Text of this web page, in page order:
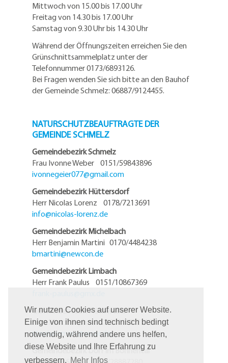
Wir nutzen Cookies auf unserer Website.
Einige von ihnen sind technisch bedingt
notwendig, während andere uns helfen,
diese Website und Ihre Erfahrung zu
verbessern. Mehr Infos
Mittwoch von 15.00 bis 17.00 Uhr
Freitag von 14.30 bis 17.00 Uhr
Samstag von 9.30 Uhr bis 14.30 Uhr
Während der Öffnungszeiten erreichen Sie den
Grünschnittsammelplatz unter der
Telefonnummer 0173/6893126.
Bei Fragen wenden Sie sich bitte an den Bauhof
der Gemeinde Schmelz: 06887/9124455.
NATURSCHUTZBEAUFTRAGTE DER
GEMEINDE SCHMELZ
Gemeindebezirk Schmelz
Frau Ivonne Weber 0151/59843896
ivonnegeier077@gmail.com
Gemeindebezirk Hüttersdorf
Herr Nicolas Lorenz 0178/7213691
info@nicolas-lorenz.de
Gemeindebezirk Michelbach
Herr Benjamin Martini 0170/4484238
bmartini@newcon.de
Gemeindebezirk Limbach
Herr Frank Paulus 0151/10867369
Gemeindebezirk Primsweiler
Herr Marc Stephan 06881/5952119
stephan.marc@arcor.de
Gemeindebezirk Dorf im Bohnental